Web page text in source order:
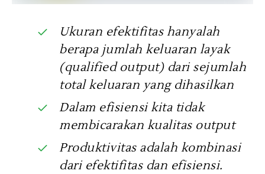
Ukuran efektifitas hanyalah
berapa jumlah keluaran layak
(qualified output) dari sejumlah
total keluaran yang dihasilkan
Dalam efisiensi kita tidak
membicarakan kualitas output
Produktivitas adalah kombinasi
dari efektifitas dan efisiensi.